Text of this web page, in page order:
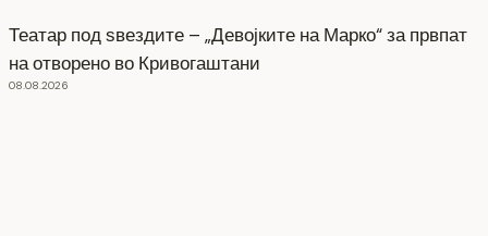
Театар под ѕвездите – „Девојките на Марко“ за првпат
на отворено во Кривогаштани
08.08.2026